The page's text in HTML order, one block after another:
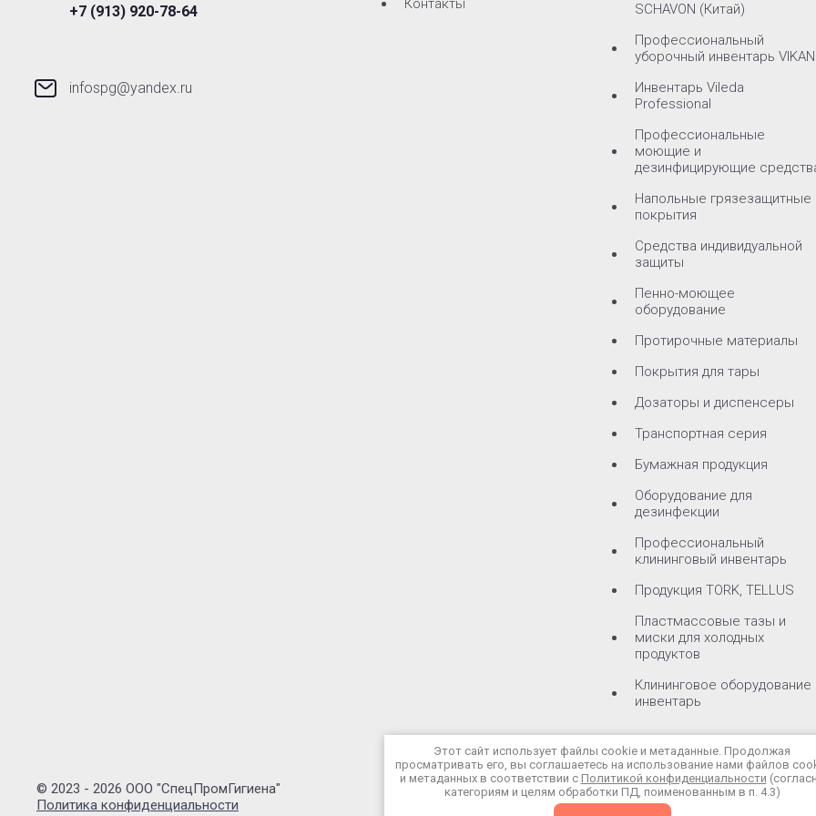
+7 (913) 920-78-64
infospg@yandex.ru
Контакты
SCHAVON (Китай)
Профессиональный
уборочный инвентарь VIKAN
Инвентарь Vileda
Professional
Профессиональные
моющие и
дезинфицирующие
Напольные грязезащитные
покрытия
Средства индивидуальной
защиты
Пенно-моющее
оборудование
Протирочные материалы
Покрытия для тары
Дозаторы и диспенсеры
Транспортная серия
Бумажная продукция
Оборудование для
дезинфекции
Профессиональный
клининговый инвентарь
Продукция TORK, TELLUS
Пластмассовые тазы и
миски для холодных
продуктов
Клининговое оборудование
инвентарь
© 2023 - 2026 ООО "СпецПромГигиена"
Политика конфиденциальности
Этот сайт использует файлы cookie и метаданные. Продолжая
просматривать его, вы соглашаетесь на использование нами файлов
и метаданных в соответствии с Политикой конфиденциальности
категориям и целям обработки ПД, поименованным в п. 4.3)